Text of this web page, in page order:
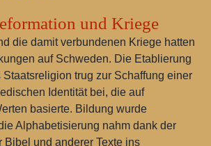
und Kriege
die damit verbundenen Kriege hatten
auf Schweden. Die Etablierung
trug zur Schaffung einer
Identität bei, die auf
basierte. Bildung wurde
Alphabetisierung nahm dank der
Bibel und anderer Texte ins